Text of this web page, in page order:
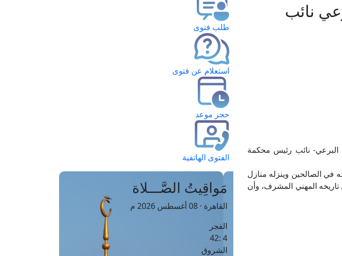
نائب
البرعي- نائب رئيس محكمة
في الصالحين وينزله منازل
تاريخه المهني المشرف، وأن
طلب فتوى
استعلام عن فتوى
حجز موعد
الفتوى الهاتفية
مَواقِيتُ الصَّـــلاة
القاهرة · 08 أغسطس 2026 م
الفجر
4 :42
الشروق